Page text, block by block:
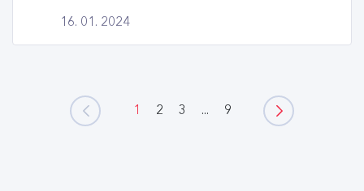
16. 01. 2024
1 2 3 ... 9